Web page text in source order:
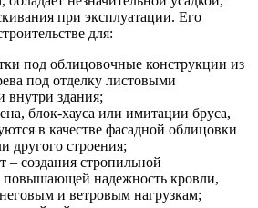
при эксплуатации. Его
для:
под облицовочные конструкции из
под отделку листовыми
внутри здания;
блок-хауса или имитации бруса,
в качестве фасадной облицовки
другого строения;
– создания стропильной
повышающей надежность кровли,
и ветровым нагрузкам;